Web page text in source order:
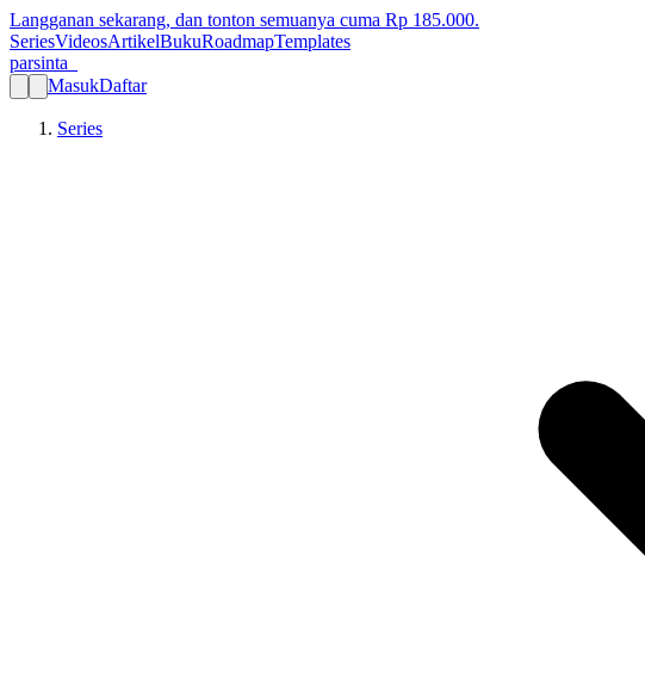
Langganan sekarang, dan tonton semuanya cuma Rp 185.000.
SeriesVideosArtikelBukuRoadmapTemplates
parsinta_
MasukDaftar
Series